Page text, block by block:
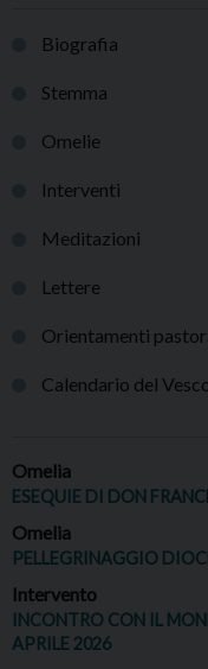
Biografia
Stemma
Omelie
Interventi
Meditazioni
Lettere
Orientamenti
Calendario del
Omelia
ESEQUIE DI DON
Omelia
PELLEGRINAGGIO
Intervento
INCONTRO CON IL
APRILE 2026